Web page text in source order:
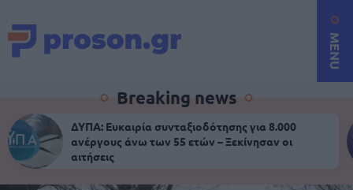
MENU
Breaking news
ΔΥΠΑ: Ευκαιρία συνταξιοδότησης για 8.000
ανέργους άνω των 55 ετών – Ξεκίνησαν οι
αιτήσεις